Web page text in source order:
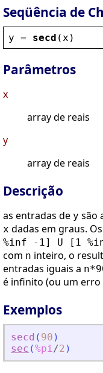
Seqüência de
y = secd ( x )
Parâmetros
x
array de reais
y
array de reais
Descrição
as entradas de y são
x dadas em graus.
%inf -1] U [1
com n inteiro, o
entradas iguais a
é infinito (ou um
Exemplos
secd ( 90 )
sec (%pi/2 )